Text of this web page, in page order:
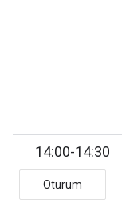
14:00-14:30
Oturum